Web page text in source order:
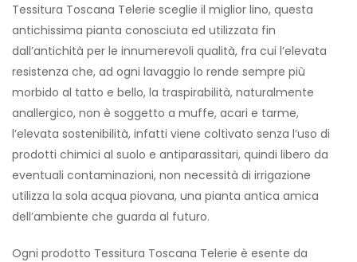
Tessitura Toscana Telerie sceglie il miglior lino, questa
antichissima pianta conosciuta ed utilizzata fin
dall’antichità per le innumerevoli qualità, fra cui l’elevata
resistenza che, ad ogni lavaggio lo rende sempre più
morbido al tatto e bello, la traspirabilità, naturalmente
anallergico, non è soggetto a muffe, acari e tarme,
l’elevata sostenibilità, infatti viene coltivato senza l’uso di
prodotti chimici al suolo e antiparassitari, quindi libero da
eventuali contaminazioni, non necessità di irrigazione
utilizza la sola acqua piovana, una pianta antica amica
dell’ambiente che guarda al futuro.
Ogni prodotto Tessitura Toscana Telerie è esente da